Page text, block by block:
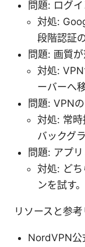
問題: ログ
対処:
段階認証
問題: 画質が
対処:
ーバーへ
問題: VPN
対処: 常時
バックグ
問題: アプ
対処: ど
ンを試す。
リソースと参
NordVPN公